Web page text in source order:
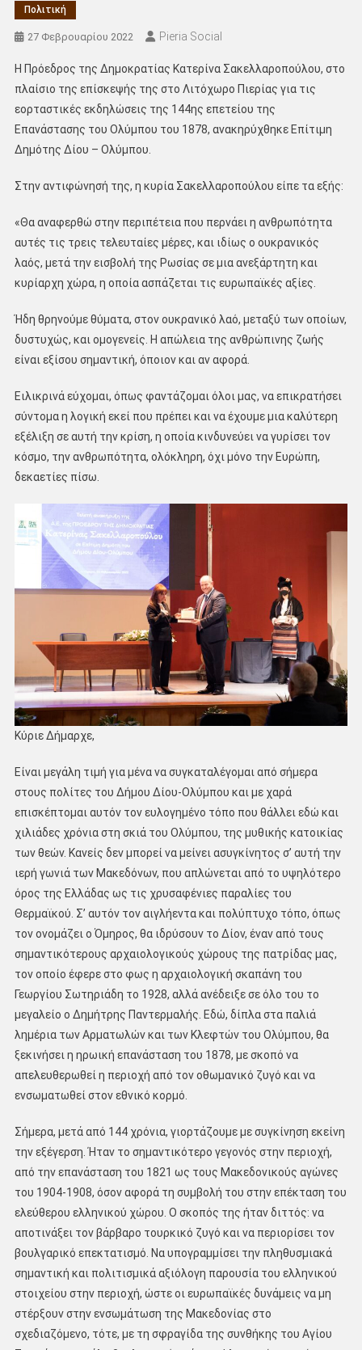
Πολιτική
27 Φεβρουαρίου 2022 Pieria Social
Η Πρόεδρος της Δημοκρατίας Κατερίνα Σακελλαροπούλου, στο
πλαίσιο της επίσκεψής της στο Λιτόχωρο Πιερίας για τις
εορταστικές εκδηλώσεις της 144ης επετείου της
Επανάστασης του Ολύμπου του 1878, ανακηρύχθηκε Επίτιμη
Δημότης Δίου – Ολύμπου.
Στην αντιφώνησή της, η κυρία Σακελλαροπούλου είπε τα εξής:
«Θα αναφερθώ στην περιπέτεια που περνάει η ανθρωπότητα
αυτές τις τρεις τελευταίες μέρες, και ιδίως ο ουκρανικός
λαός, μετά την εισβολή της Ρωσίας σε μια ανεξάρτητη και
κυρίαρχη χώρα, η οποία ασπάζεται τις ευρωπαϊκές αξίες.
Ήδη θρηνούμε θύματα, στον ουκρανικό λαό, μεταξύ των οποίων,
δυστυχώς, και ομογενείς. Η απώλεια της ανθρώπινης ζωής
είναι εξίσου σημαντική, όποιον και αν αφορά.
Ειλικρινά εύχομαι, όπως φαντάζομαι όλοι μας, να επικρατήσει
σύντομα η λογική εκεί που πρέπει και να έχουμε μια καλύτερη
εξέλιξη σε αυτή την κρίση, η οποία κινδυνεύει να γυρίσει τον
κόσμο, την ανθρωπότητα, ολόκληρη, όχι μόνο την Ευρώπη,
δεκαετίες πίσω.
Κύριε Δήμαρχε,
Είναι μεγάλη τιμή για μένα να συγκαταλέγομαι από σήμερα
στους πολίτες του Δήμου Δίου-Ολύμπου και με χαρά
επισκέπτομαι αυτόν τον ευλογημένο τόπο που θάλλει εδώ και
χιλιάδες χρόνια στη σκιά του Ολύμπου, της μυθικής κατοικίας
των θεών. Κανείς δεν μπορεί να μείνει ασυγκίνητος σ’ αυτή την
ιερή γωνιά των Μακεδόνων, που απλώνεται από το υψηλότερο
όρος της Ελλάδας ως τις χρυσαφένιες παραλίες του
Θερμαϊκού. Σ’ αυτόν τον αιγλήεντα και πολύπτυχο τόπο, όπως
τον ονομάζει ο Όμηρος, θα ιδρύσουν το Δίον, έναν από τους
σημαντικότερους αρχαιολογικούς χώρους της πατρίδας μας,
τον οποίο έφερε στο φως η αρχαιολογική σκαπάνη του
Γεωργίου Σωτηριάδη το 1928, αλλά ανέδειξε σε όλο του το
μεγαλείο ο Δημήτρης Παντερμαλής. Εδώ, δίπλα στα παλιά
λημέρια των Αρματωλών και των Κλεφτών του Ολύμπου, θα
ξεκινήσει η ηρωική επανάσταση του 1878, με σκοπό να
απελευθερωθεί η περιοχή από τον οθωμανικό ζυγό και να
ενσωματωθεί στον εθνικό κορμό.
Σήμερα, μετά από 144 χρόνια, γιορτάζουμε με συγκίνηση εκείνη
την εξέγερση. Ήταν το σημαντικότερο γεγονός στην περιοχή,
από την επανάσταση του 1821 ως τους Μακεδονικούς αγώνες
του 1904-1908, όσον αφορά τη συμβολή του στην επέκταση του
ελεύθερου ελληνικού χώρου. Ο σκοπός της ήταν διττός: να
αποτινάξει τον βάρβαρο τουρκικό ζυγό και να περιορίσει τον
βουλγαρικό επεκτατισμό. Να υπογραμμίσει την πληθυσμιακά
σημαντική και πολιτισμικά αξιόλογη παρουσία του ελληνικού
στοιχείου στην περιοχή, ώστε οι ευρωπαϊκές δυνάμεις να μη
στέρξουν στην ενσωμάτωση της Μακεδονίας στο
σχεδιαζόμενο, τότε, με τη σφραγίδα της συνθήκης του Αγίου